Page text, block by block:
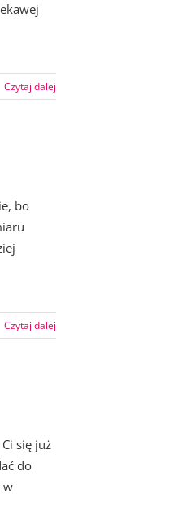
Czytaj dalej
bo
Czytaj dalej
się już
do
w